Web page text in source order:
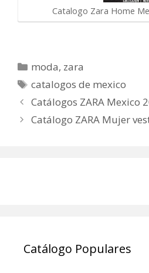
Catalogo Zara Home
Categorías
moda, zara
Etiquetas
catalogos de mexico
Catálogos ZARA Mexico
Catálogo ZARA Mujer
Catálogo Populares